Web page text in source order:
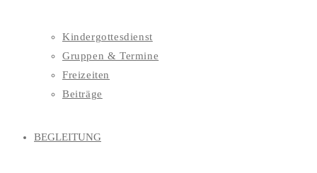
Kindergottesdienst
Gruppen & Termine
Freizeiten
Beiträge
BEGLEITUNG